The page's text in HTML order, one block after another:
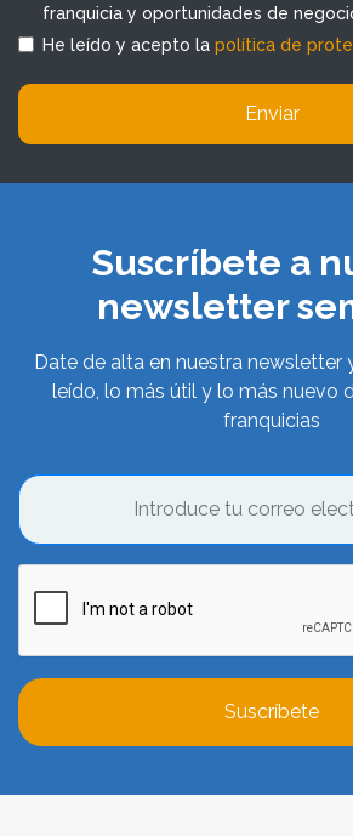
franquicia y oportunidades de
He leído y acepto la política de
Enviar
Suscríbete a
newsletter
Date de alta en nuestra newsletter
leído, lo más útil y lo más nuevo
franquicias
Suscríbete